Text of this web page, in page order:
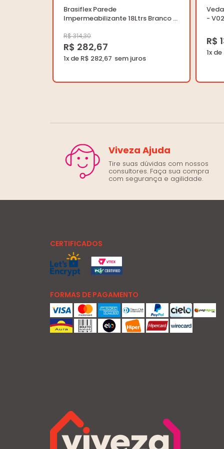
Brasiflex Parede
Impermeabilizante 18Ltrs Branco -
R$ 314,30
R$ 282,67
1x de R$ 282,67
-
R$
1x
Viveza Ajuda
Tire suas dúvidas com nossos
consultores. Faça sua compra
com segurança e agilidade.
CERTIFICADOS
FORMAS DE PAGAMENTO